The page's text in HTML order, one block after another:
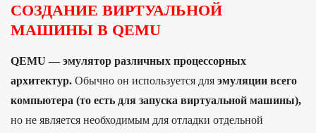
СОЗДАНИЕ ВИРТУАЛЬНОЙ
МАШИНЫ В QEMU
QEMU — эмулятор различных процессорных
архитектур. Обычно он используется для эмуляции всего
компьютера (то есть для запуска виртуальной машины),
но не является необходимым для отладки отдельной